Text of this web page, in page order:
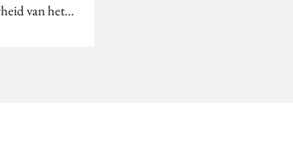
van het…